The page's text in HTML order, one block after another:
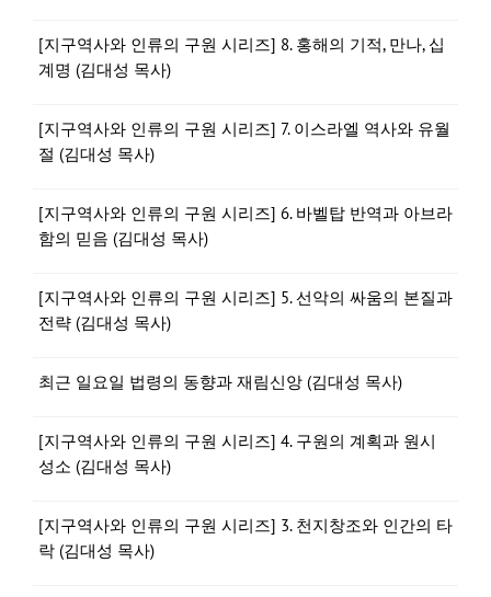
[지구역사와 인류의 구원 시리즈] 8. 홍해의 기적, 만나, 십
계명 (김대성 목사)
[지구역사와 인류의 구원 시리즈] 7. 이스라엘 역사와 유월
절 (김대성 목사)
[지구역사와 인류의 구원 시리즈] 6. 바벨탑 반역과 아브라
함의 믿음 (김대성 목사)
[지구역사와 인류의 구원 시리즈] 5. 선악의 싸움의 본질과
전략 (김대성 목사)
최근 일요일 법령의 동향과 재림신앙 (김대성 목사)
[지구역사와 인류의 구원 시리즈] 4. 구원의 계획과 원시
성소 (김대성 목사)
[지구역사와 인류의 구원 시리즈] 3. 천지창조와 인간의 타
락 (김대성 목사)